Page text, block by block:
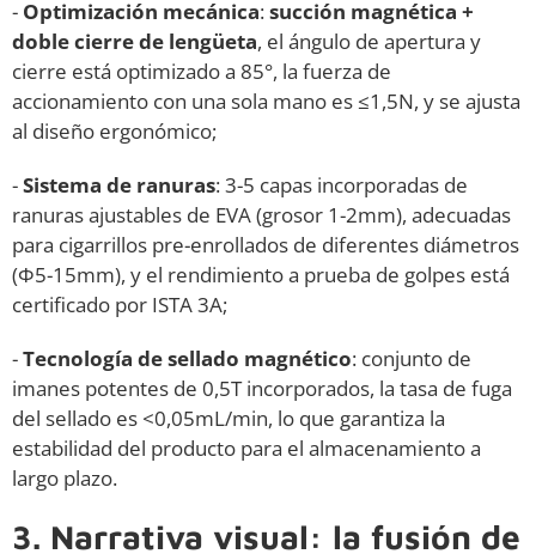
- Optimización mecánica:succión magnética +
doble cierre de lengüeta, el ángulo de apertura y
cierre está optimizado a 85°, la fuerza de
accionamiento con una sola mano es ≤1,5N, y se ajusta
al diseño ergonómico;
-Sistema de ranuras: 3-5 capas incorporadas de
ranuras ajustables de EVA (grosor 1-2mm), adecuadas
para cigarrillos pre-enrollados de diferentes diámetros
(Φ5-15mm), y el rendimiento a prueba de golpes está
certificado por ISTA 3A;
-Tecnología de sellado magnético: conjunto de
imanes potentes de 0,5T incorporados, la tasa de fuga
del sellado es <0,05mL/min, lo que garantiza la
estabilidad del producto para el almacenamiento a
largo plazo.
3. Narrativa visual: la fusión de